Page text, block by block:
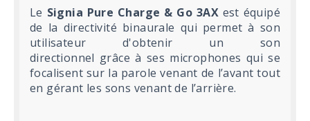
Le Signia Pure Charge & Go 3AXest équipé
de la directivité binaurale qui permet à son
utilisateur d'obtenir un son
directionnel grâce à ses microphones qui se
focalisent sur la parole venant de l’avant tout
en gérant les sons venant de l’arrière.